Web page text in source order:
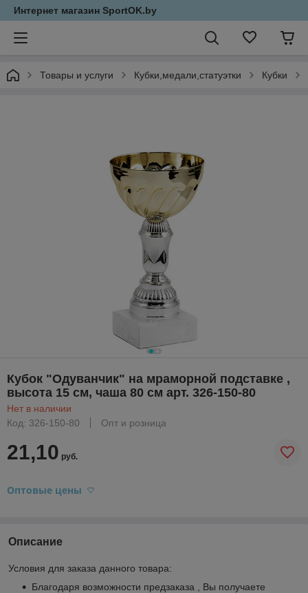
Интернет магазин SportOK.by
Товары и услуги Кубки,медали,статуэтки Кубки
Кубок "Одуванчик" на мраморной подставке ,
высота 15 см, чаша 80 см арт. 326-150-80
Нет в наличии
Код: 326-150-80
Опт и розница
21,10 руб.
Оптовые цены
Описание
Условия для заказа данного товара:
Благодаря возможности предзаказа , Вы получаете